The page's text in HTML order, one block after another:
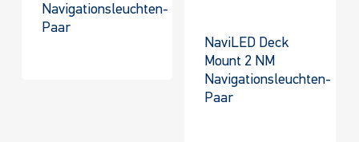
Navigationsleuchten-
Paar
NaviLED Deck
Mount 2 NM
Navigationsleuchten-
Paar